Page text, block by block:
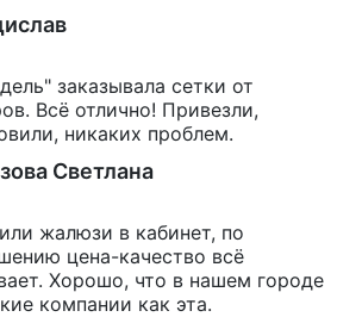
заказывала сетки от
Всё отлично! Привезли,
никаких проблем.
Светлана
жалюзи в кабинет, по
цена-качество всё
Хорошо, что в нашем городе
компании как эта.